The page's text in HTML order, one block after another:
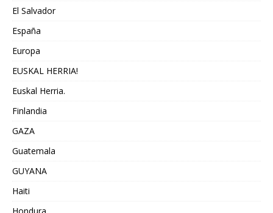
El Salvador
España
Europa
EUSKAL HERRIA!
Euskal Herria.
Finlandia
GAZA
Guatemala
GUYANA
Haiti
Hondura